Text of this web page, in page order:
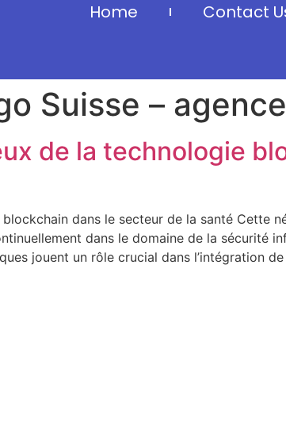
Home Contact
Suisse –
de la technologie
dans le secteur de la santé Cette
dans le domaine de la sécurité
jouent un rôle crucial dans l’intégration